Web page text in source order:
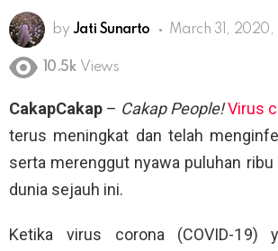
by Jati Sunarto March 31, 2020,
10.5k Views
CakapCakap – Cakap People!Virus
terus meningkat dan telah
serta merenggut nyawa puluhan
dunia sejauh ini.
Ketika virus corona (COVID-19)